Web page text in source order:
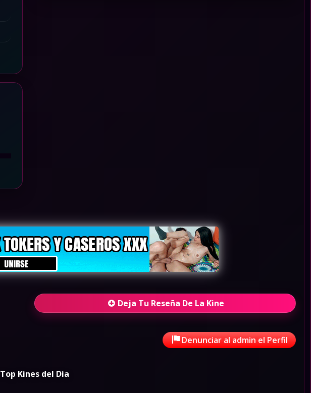
Deja Tu Reseña De La Kine
Denunciar al admin el Perfil
Top Kines del Dia